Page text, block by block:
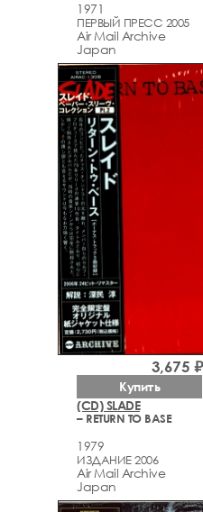
1971
ПЕРВЫЙ ПРЕСС 2005
Air Mail Archive
Japan
(CD) SLADE
– RETURN TO BASE
1979
ИЗДАНИЕ 2006
Air Mail Archive
Japan
3,675 ₽
Купить